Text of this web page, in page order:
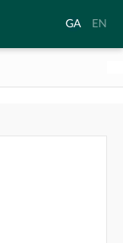
Aistrigh
Gaeilge
GA
to
EN